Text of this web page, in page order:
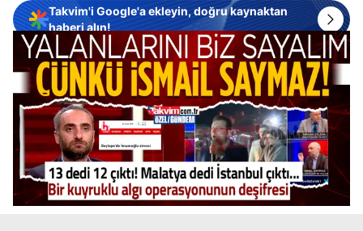
Takvim'i Google'a ekleyin, doğru kaynaktan
haberi alın!